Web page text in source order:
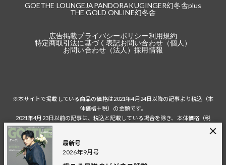
最新号
2026年9月号
GOETHE LOUNGE JAPANDORAKUGINGER幻冬舎plus
THE GOLD ONLINE幻冬舎
広告掲載プライバシーポリシー利用規約
特定商取引法に基づく表記お問い合わせ（個人）
お問い合わせ（法人）採用情報
※本サイトで掲載している商品の価格は2021年4月24日以降の記事より税込（本
体価格＋税）の金額です。
2021年4月23日以前の記事は、税込と記載している場合を除き、本体価格（税
税込の場合の税額は掲載当時の税率に準じます。